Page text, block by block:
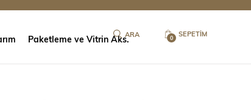
SEPETIM
0
Paketleme ve Vitrin Aks.